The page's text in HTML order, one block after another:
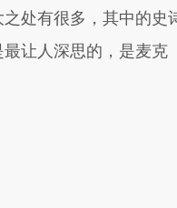
之处有很多，其中的
让人深思的，是麦